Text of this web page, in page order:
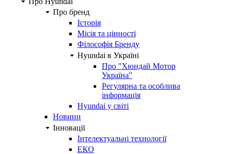
Про бренд
Історія
Місія та цінності
Філософія Бренду
Hyundai в Україні
Про "Хюндай Мотор
Україна"
Регулярна та особлива
інформація
Hyundai у світі
Новини
Інновації
Інтелектуальні технології
ЕКО